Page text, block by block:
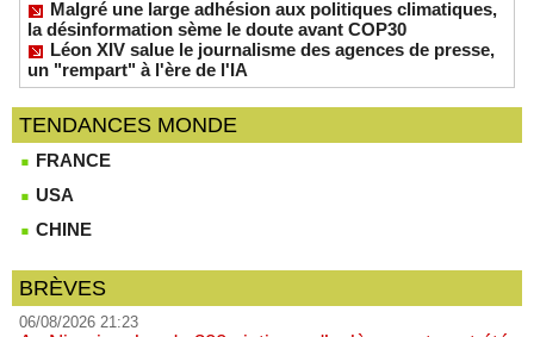
Malgré une large adhésion aux politiques climatiques,
la désinformation sème le doute avant COP30
Léon XIV salue le journalisme des agences de presse,
un "rempart" à l'ère de l'IA
TENDANCES MONDE
FRANCE
USA
CHINE
BRÈVES
06/08/2026 21:23